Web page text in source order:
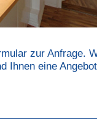
zur Anfrage.
Ihnen eine